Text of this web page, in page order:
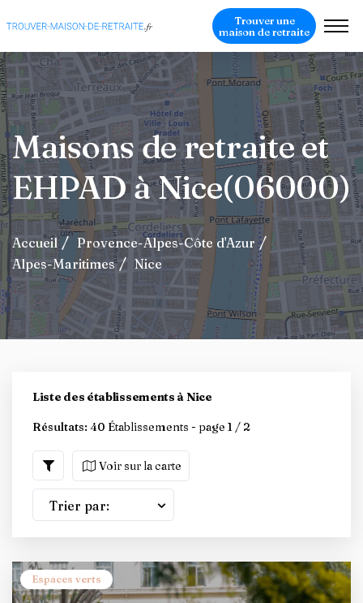
Trouver une
maison de retraite
Maisons de retraite et
EHPAD à Nice(06000)
Accueil
Provence-Alpes-Côte d'Azur
Alpes-Maritimes
Nice
Liste des établissements à Nice
Résultats: 40 Établissements - page 1 / 2
Voir sur la carte
Trier par:
Espaces verts